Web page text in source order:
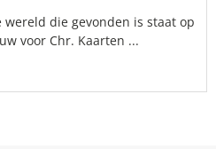
die gevonden is staat op
voor Chr. Kaarten ...